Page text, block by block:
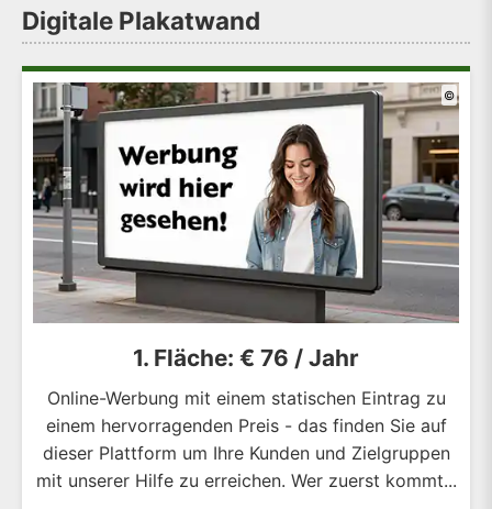
Digitale Plakatwand
©
1. Fläche: € 76 / Jahr
Online-Werbung mit einem statischen Eintrag zu
einem hervorragenden Preis - das finden Sie auf
dieser Plattform um Ihre Kunden und Zielgruppen
mit unserer Hilfe zu erreichen. Wer zuerst kommt...